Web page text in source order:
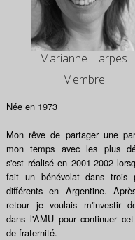
Marianne Harpes
Membre
Née en 1973
Mon rêve de partager une
mon temps avec les plus
s'est réalisé en 2001-2002
fait un bénévolat dans trois
différents en Argentine.
retour je voulais m'investir
dans l'AMU pour continuer
de fraternité.